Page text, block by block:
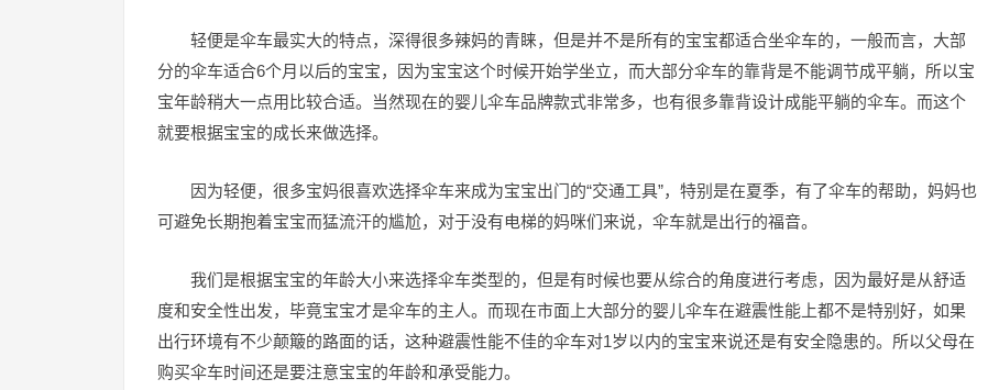
轻便是伞车最实大的特点，深得很多辣妈的青睐，但是并不是所有的宝宝都适合坐伞车的，一般而言，大部
分的伞车适合6个月以后的宝宝，因为宝宝这个时候开始学坐立，而大部分伞车的靠背是不能调节成平躺，所以宝
宝年龄稍大一点用比较合适。当然现在的婴儿伞车品牌款式非常多，也有很多靠背设计成能平躺的伞车。而这个
就要根据宝宝的成长来做选择。
因为轻便，很多宝妈很喜欢选择伞车来成为宝宝出门的“交通工具”，特别是在夏季，有了伞车的帮助，妈妈也
可避免长期抱着宝宝而猛流汗的尴尬，对于没有电梯的妈咪们来说，伞车就是出行的福音。
我们是根据宝宝的年龄大小来选择伞车类型的，但是有时候也要从综合的角度进行考虑，因为最好是从舒适
度和安全性出发，毕竟宝宝才是伞车的主人。而现在市面上大部分的婴儿伞车在避震性能上都不是特别好，如果
出行环境有不少颠簸的路面的话，这种避震性能不佳的伞车对1岁以内的宝宝来说还是有安全隐患的。所以父母在
购买伞车时间还是要注意宝宝的年龄和承受能力。